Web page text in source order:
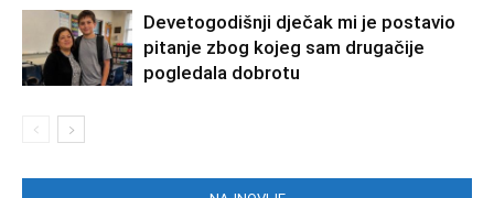
Devetogodišnji dječak mi je postavio
pitanje zbog kojeg sam drugačije
pogledala dobrotu